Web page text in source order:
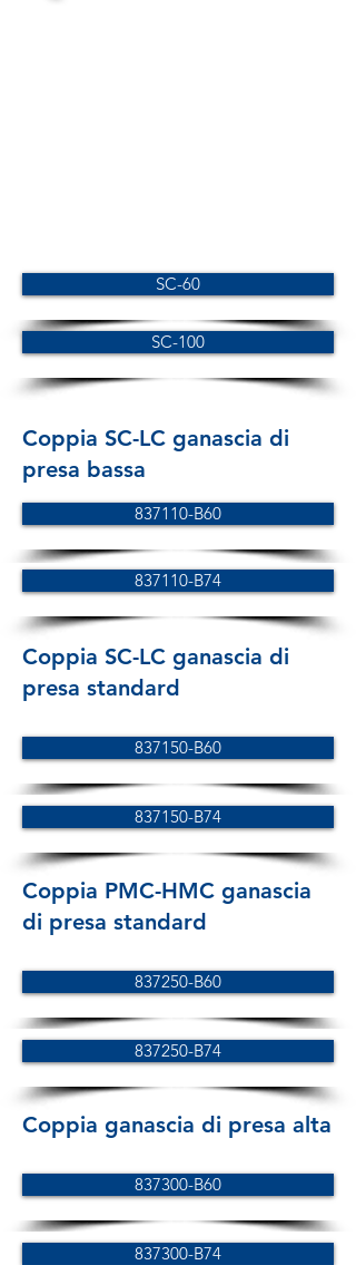
SC-60
SC-100
Coppia SC-LC ganascia di
presa bassa
837110-B60
837110-B74
Coppia SC-LC ganascia di
presa standard
837150-B60
837150-B74
Coppia PMC-HMC ganascia
di presa standard
837250-B60
837250-B74
Coppia ganascia di presa alta
837300-B60
837300-B74